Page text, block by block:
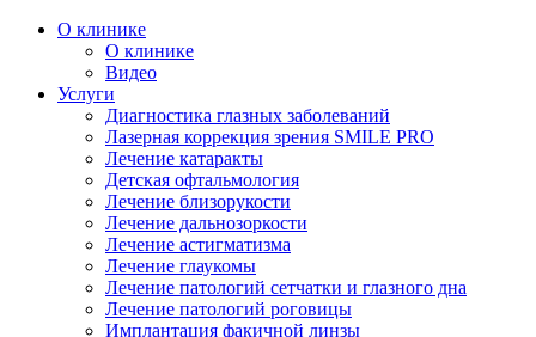
О клинике
О клинике
Видео
Услуги
Диагностика глазных заболеваний
Лазерная коррекция зрения SMILE PRO
Лечение катаракты
Детская офтальмология
Лечение близорукости
Лечение дальнозоркости
Лечение астигматизма
Лечение глаукомы
Лечение патологий сетчатки и глазного дна
Лечение патологий роговицы
Имплантация факичной линзы